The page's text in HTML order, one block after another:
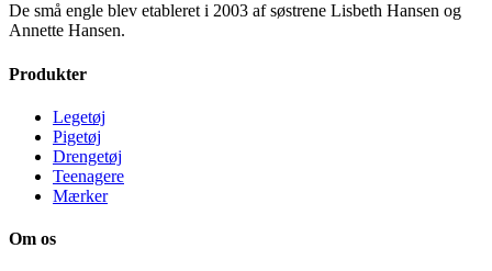
De små engle blev etableret i 2003 af søstrene Lisbeth Hansen og
Annette Hansen.
Produkter
Legetøj
Pigetøj
Drengetøj
Teenagere
Mærker
Om os